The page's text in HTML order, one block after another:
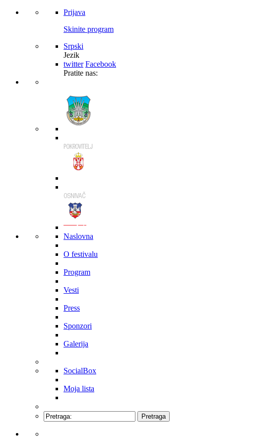
Prijava
Skinite program
Srpski
Jezik
twitter Facebook
Pratite nas:
Naslovna
O festivalu
Program
Vesti
Press
Sponzori
Galerija
SocialBox
Moja lista